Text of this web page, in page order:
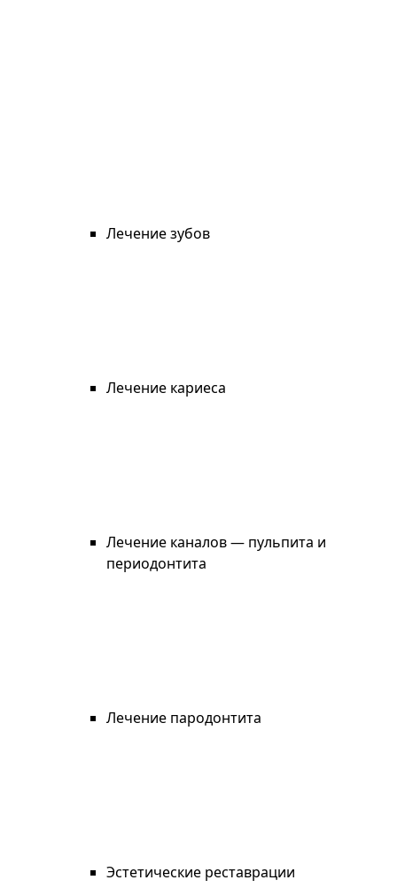
Лечение зубов
Лечение кариеса
Лечение каналов — пульпита и
периодонтита
Лечение пародонтита
Эстетические реставрации